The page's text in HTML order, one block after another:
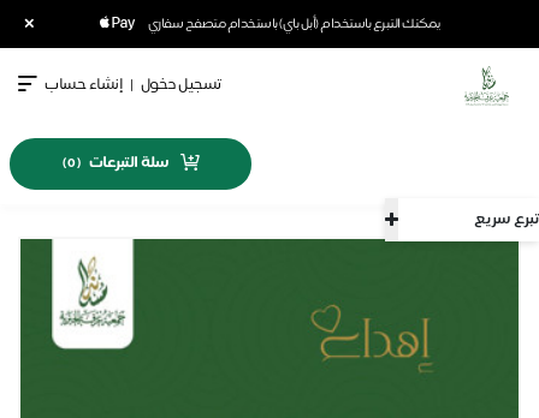
يمكنك التبرع باستخدام (أبل باي) باستخدام متصفح سفاري ×
تبرع سريع
تسجيل دخول | إنشاء حساب
سلة التبرعات (
0
)